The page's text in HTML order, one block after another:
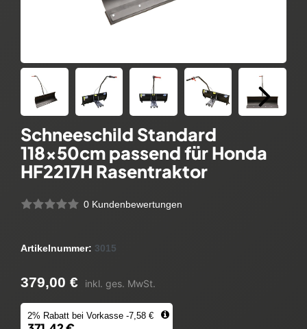
Schneeschild Standard
118x50cm passend für Honda
HF2217H Rasentraktor
0 Kundenbewertungen
Artikelnummer: 3015
379,00 € inkl. ges. MwSt.
2% Rabatt bei Vorkasse -7,58 €